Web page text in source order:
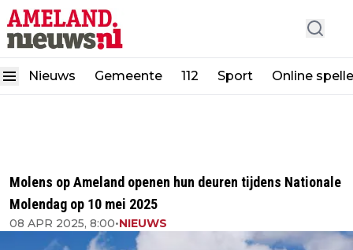
Nieuws Gemeente 112 Sport Online
Molens op Ameland openen hun deuren tijdens Nationale
Molendag op 10 mei 2025
08 APR 2025, 8:00•NIEUWS